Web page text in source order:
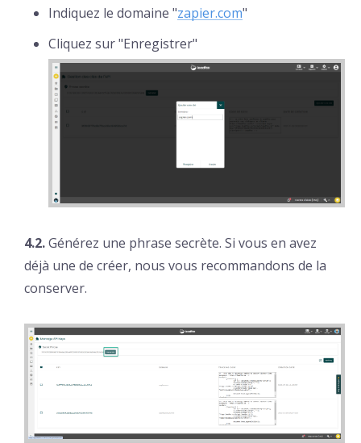
Indiquez le domaine "zapier.com"
Cliquez sur "Enregistrer"
4.2.Générez une phrase secrète. Si vous en avez
déjà une de créer, nous vous recommandons de la
conserver.